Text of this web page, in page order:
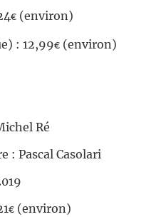
€(environ)
: 12,99€(environ)
Ré
: Pascal Casolari
€(environ)